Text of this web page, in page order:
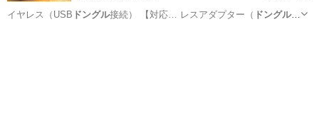
イヤレス（USB ドングル 接続） 【対応… レスアダプター（ ドングル）